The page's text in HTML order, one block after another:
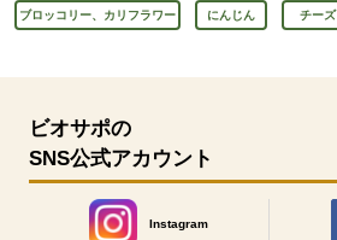
ブロッコリー、カリフラワー にんじん チーズ
ビオサポの
SNS公式アカウント
Instagram
別のウィンドウで開きます。